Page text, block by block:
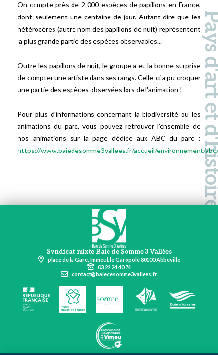
On compte près de 2 000 espèces de papillons en France,
dont seulement une centaine de jour. Autant dire que les
hétérocères (autre nom des papillons de nuit) représentent
la plus grande partie des espèces observables...
Outre les papillons de nuit, le groupe a eu la bonne surprise
de compter une artiste dans ses rangs. Celle-ci a pu croquer
une partie des espèces observées lors de l'animation !
Pour plus d'informations concernant la biodiversité ou les
animations du parc, vous pouvez retrouver l'ensemble de
nos animations sur la page dédiée aux ABC du parc :
https://www.baiedesomme3vallees.fr/accueil/environnement/
Pays
Syndicat mixte Baie de Somme 3 Vallées
place de la Gare, Immeuble Garopôle 80100 Abbeville
03 22 24 40 74
contact@baiedesomme3vallees.fr